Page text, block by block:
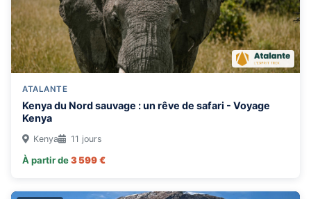
ATALANTE
Kenya du Nord sauvage : un rêve de safari - Voyage
Kenya
Kenya 11 jours
À partir de3 599 €